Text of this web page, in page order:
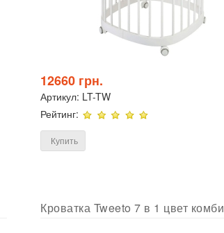
12660 грн.
Артикул: LT-TW
Рейтинг:
Купить
Кроватка Tweeto 7 в 1 цвет комби